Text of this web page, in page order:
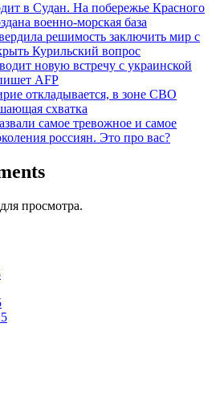
в Судан. На побережье Красного
военно-морская база
решимость заключить мир с
Курильский вопрос
новую встречу с украинской
AFP
откладывается, в зоне СВО
схватка
самое тревожное и самое
россиян. Это про вас?
просмотра.